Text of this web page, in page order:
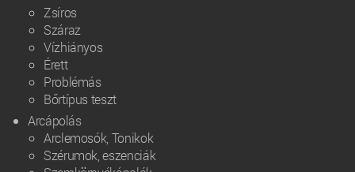
Zsíros
Száraz
Vízhiányos
Érett
Problémás
Bőrtípus teszt
Arcápolás
Arclemosók, Tonikok
Szérumok, eszenciák